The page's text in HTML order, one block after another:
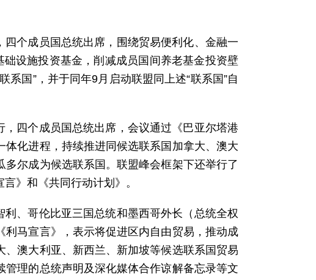
个成员国总统出席，围绕贸易便利化、金融一
设施投资基金，削减成员国间养老基金投资壁
国”，并于同年9月启动联盟同上述“联系国”自
四个成员国总统出席，会议通过《巴亚尔塔港
化进程，持续推进同候选联系国加拿大、澳大
尔成为候选联系国。联盟峰会框架下还举行了
》和《共同行动计划》。
、哥伦比亚三国总统和墨西哥外长（总统全权
马宣言》，表示将促进区内自由贸易，推动成
澳大利亚、新西兰、新加坡等候选联系国贸易
理的总统声明及深化媒体合作谅解备忘录等文